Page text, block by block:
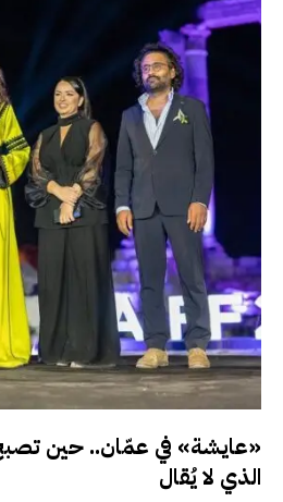
«عايشة» في عمّان.. حين
الذي لا يُقال